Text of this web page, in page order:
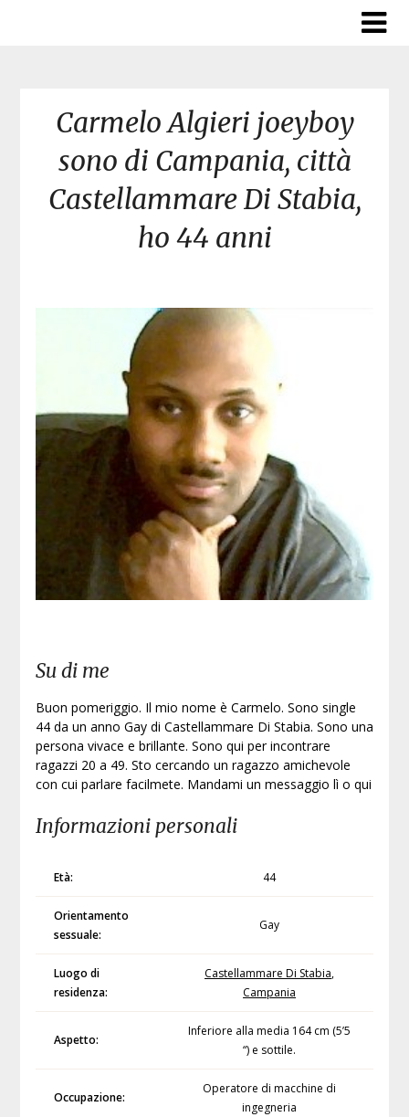
Carmelo Algieri joeyboy
sono di Campania, città
Castellammare Di Stabia,
ho 44 anni
Su di me
Buon pomeriggio. Il mio nome è Carmelo. Sono single
44 da un anno Gay di Castellammare Di Stabia. Sono una
persona vivace e brillante. Sono qui per incontrare
ragazzi 20 a 49. Sto cercando un ragazzo amichevole
con cui parlare facilmete. Mandami un messaggio lì o qui
Informazioni personali
Età: 44
Orientamento
sessuale:
Gay
Luogo di
residenza:
Castellammare Di Stabia,
Campania
Aspetto:
Inferiore alla media 164 cm (5’5
“) e sottile.
Occupazione:
Operatore di macchine di
ingegneria